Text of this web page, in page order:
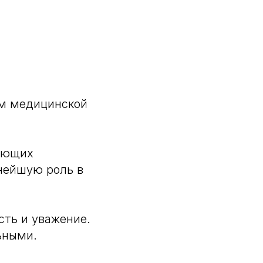
медицинской
роль в
и уважение.